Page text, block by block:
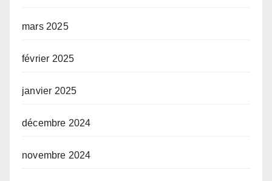
mars 2025
février 2025
janvier 2025
décembre 2024
novembre 2024